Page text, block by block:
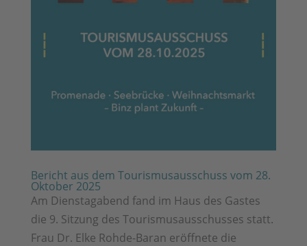
Bericht aus dem Tourismusausschuss vom 28.
Oktober 2025
Am Dienstagabend fand im Haus des Gastes
die 9. Sitzung des Tourismusausschusses statt.
Frau Dr. Elke Rohde-Baran eröffnete die